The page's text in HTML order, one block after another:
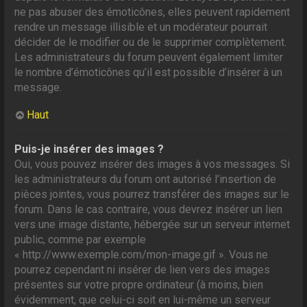
ne pas abuser des émoticônes, elles peuvent rapidement
rendre un message illisible et un modérateur pourrait
décider de le modifier ou de le supprimer complètement.
Les administrateurs du forum peuvent également limiter
le nombre d’émoticônes qu’il est possible d’insérer à un
message.
Haut
Puis-je insérer des images ?
Oui, vous pouvez insérer des images à vos messages. Si
les administrateurs du forum ont autorisé l’insertion de
pièces jointes, vous pourrez transférer des images sur le
forum. Dans le cas contraire, vous devrez insérer un lien
vers une image distante, hébergée sur un serveur internet
public, comme par exemple
« http://www.exemple.com/mon-image.gif ». Vous ne
pourrez cependant ni insérer de lien vers des images
présentes sur votre propre ordinateur (à moins, bien
évidemment, que celui-ci soit en lui-même un serveur